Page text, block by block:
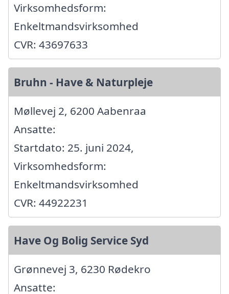
Virksomhedsform:
Enkeltmandsvirksomhed
CVR: 43697633
Bruhn - Have & Naturpleje
Møllevej 2, 6200 Aabenraa
Ansatte:
Startdato: 25. juni 2024,
Virksomhedsform:
Enkeltmandsvirksomhed
CVR: 44922231
Have Og Bolig Service Syd
Grønnevej 3, 6230 Rødekro
Ansatte: